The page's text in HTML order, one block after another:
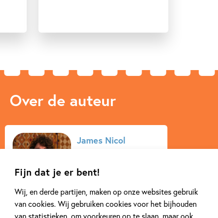
Fijn dat je er bent!
Wij, en derde partijen, maken op onze websites gebruik
van cookies. Wij gebruiken cookies voor het bijhouden
van statistieken, om voorkeuren op te slaan, maar ook
Over de auteur
James Nicol
jarenlang als
boekverkoper, waarbij
hij zijn hart verpandde
aan jeugdliteratuur.